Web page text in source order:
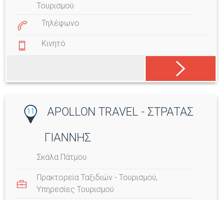
Τουρισμού
Τηλέφωνο
Κινητό
11
APOLLON TRAVEL - ΣΤΡΑΤΑΣ
ΓΙΑΝΝΗΣ
Σκάλα Πάτμου
Πρακτορεία Ταξιδιών - Τουρισμού,
Υπηρεσίες Τουρισμού